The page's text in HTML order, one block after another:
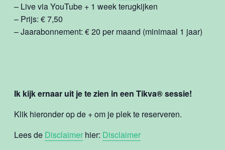
– Live via YouTube + 1 week terugkijken
– Prijs: € 7,50
– Jaarabonnement: € 20 per maand (minimaal 1 jaar)
Ik kijk ernaar uit je te zien in een Tikva® sessie!
Klik hieronder op de + om je plek te reserveren.
Lees de Disclaimer hier: Disclaimer